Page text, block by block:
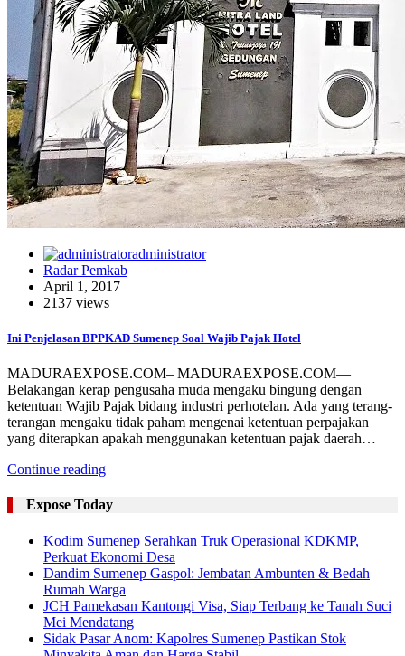
administrator
Radar Pemkab
April 1, 2017
2137 views
Ini Penjelasan BPPKAD Sumenep Soal Wajib Pajak Hotel
MADURAEXPOSE.COM– MADURAEXPOSE.COM—
Belakangan kerap pengusaha muda mengaku bingung dengan
ketentuan Wajib Pajak bidang industri perhotelan. Ada yang terang-
terangan mengaku tidak paham mengenai ketentuan perpajakan
yang diterapkan apakah menggunakan ketentuan pajak daerah…
Continue reading
Expose Today
Kodim Sumenep Serahkan Truk Operasional KDKMP,
Perkuat Ekonomi Desa
Dandim Sumenep Gaspol: Jembatan Ambunten & Bedah
Rumah Warga
JCH Pamekasan Kantongi Visa, Siap Terbang ke Tanah Suci
Mei Mendatang
Sidak Pasar Anom: Kapolres Sumenep Pastikan Stok